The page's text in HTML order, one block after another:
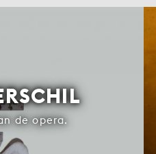
de opera.